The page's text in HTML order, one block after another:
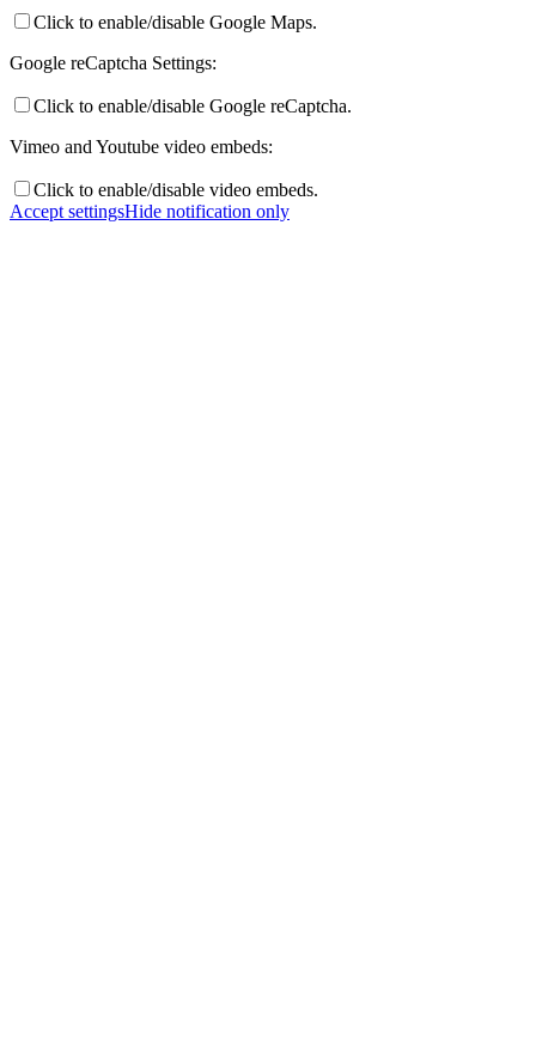
Click to enable/disable Google Maps.
Google reCaptcha Settings:
Click to enable/disable Google reCaptcha.
Vimeo and Youtube video embeds:
Click to enable/disable video embeds.
Accept settingsHide notification only